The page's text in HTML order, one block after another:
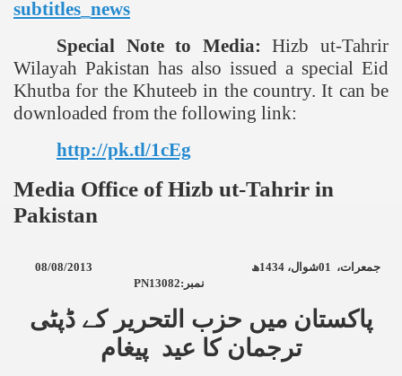
subtitles_news
Special Note to Media: Hizb ut-Tahrir
Wilayah Pakistan has also issued a special Eid
Khutba for the Khuteeb in the country. It can be
downloaded from the following link:
http://pk.tl/1cEg
Media Office of Hizb ut-Tahrir in
Pakistan
جمعرات، 01شوال، 1434ھ
08/08/2013
نمبر:PN13082
پاکستان میں حزب التحریر کے ڈپٹی
ترجمان کا عید پیغام